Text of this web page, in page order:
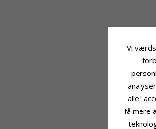
Vi
alle"
få mere